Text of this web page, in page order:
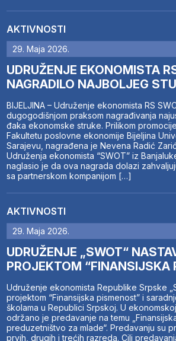
AKTIVNOSTI
29. Maja 2026.
UDRUŽENJE EKONOMISTA
NAGRADILO NAJBOLJEG
BIJELJINA – Udruženje ekonomista RS
dugogodišnjom praksom nagrađivanja
đaka ekonomske struke. Prilikom
Fakultetu poslovne ekonomije Bijeljina
Sarajevu, nagrađena je Nevena Radić
Udruženja ekonomista “SWOT” iz
naglasio je da ova nagrada dolazi
sa partnerskom kompanijom […]
AKTIVNOSTI
29. Maja 2026.
UDRUŽENJE „SWOT“
PROJEKTOM “FINANSIJSKA
Udruženje ekonomista Republike Srpske
projektom “Finansijska pismenost” i
školama u Republici Srpskoj. U
održano je predavanje na temu
preduzetništvo za mlade“. Predavanju su
prvih, drugih i trećih razreda. Cilj